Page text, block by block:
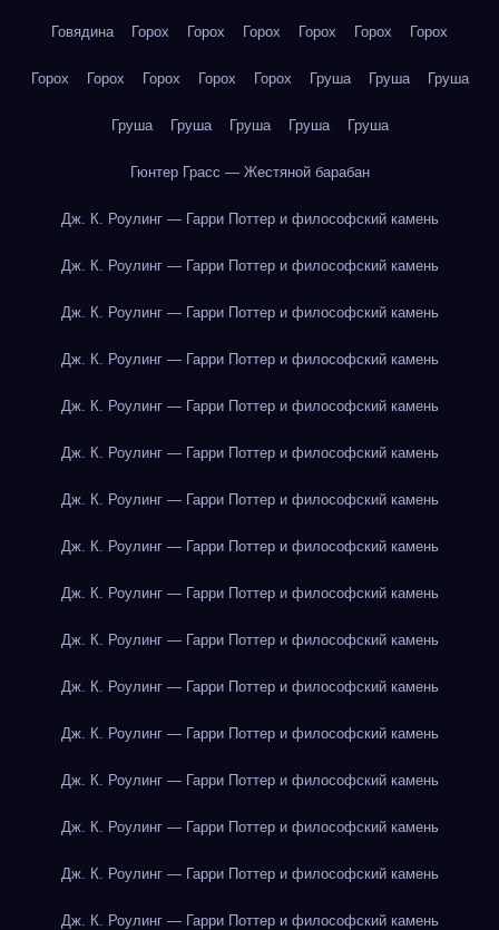
Говядина Горох Горох Горох Горох Горох Горох
Горох Горох Горох Горох Горох Груша Груша Груша
Груша Груша Груша Груша Груша
Гюнтер Грасс — Жестяной барабан
Дж. К. Роулинг — Гарри Поттер и философский камень
Дж. К. Роулинг — Гарри Поттер и философский камень
Дж. К. Роулинг — Гарри Поттер и философский камень
Дж. К. Роулинг — Гарри Поттер и философский камень
Дж. К. Роулинг — Гарри Поттер и философский камень
Дж. К. Роулинг — Гарри Поттер и философский камень
Дж. К. Роулинг — Гарри Поттер и философский камень
Дж. К. Роулинг — Гарри Поттер и философский камень
Дж. К. Роулинг — Гарри Поттер и философский камень
Дж. К. Роулинг — Гарри Поттер и философский камень
Дж. К. Роулинг — Гарри Поттер и философский камень
Дж. К. Роулинг — Гарри Поттер и философский камень
Дж. К. Роулинг — Гарри Поттер и философский камень
Дж. К. Роулинг — Гарри Поттер и философский камень
Дж. К. Роулинг — Гарри Поттер и философский камень
Дж. К. Роулинг — Гарри Поттер и философский камень